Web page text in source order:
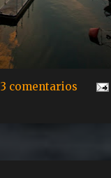
3 comentarios